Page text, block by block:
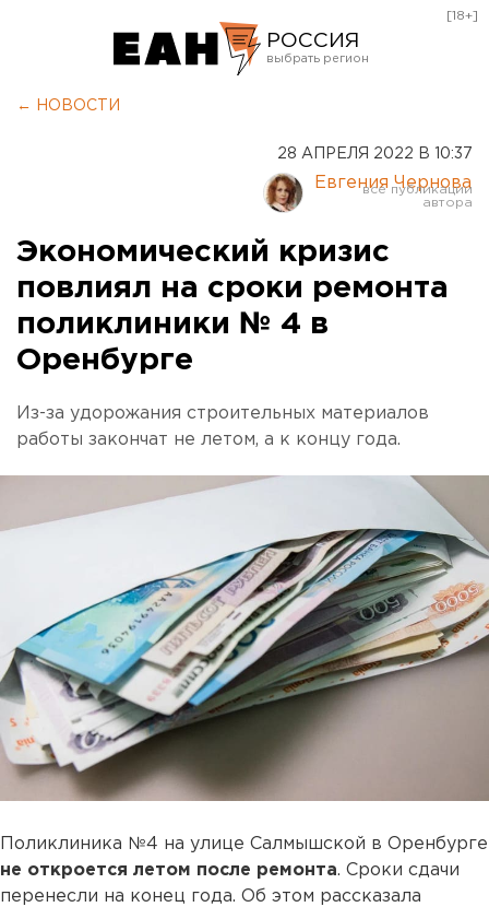
РОССИЯ
Курган
Оренбург
[18+]
← НОВОСТИ
28 АПРЕЛЯ 2022 В 10:37
Евгения Чернова
Экономический кризис
повлиял на сроки ремонта
поликлиники № 4 в
Оренбурге
Из-за удорожания строительных материалов
работы закончат не летом, а к концу года.
Поликлиника №4 на улице Салмышской в Оренбурге
не откроется летом после ремонта. Сроки сдачи
перенесли на конец года. Об этом рассказала